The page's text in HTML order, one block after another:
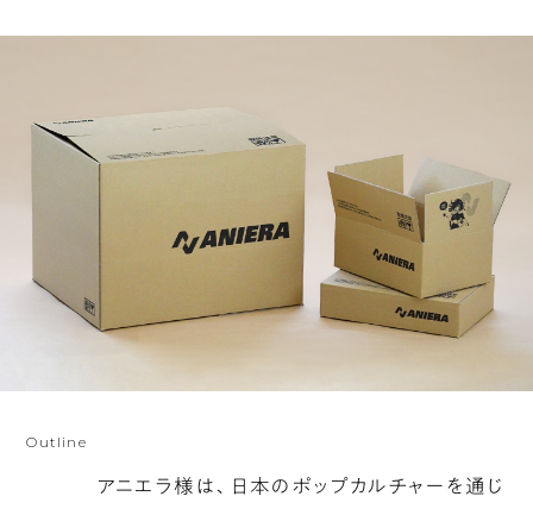
Outline
アニエラ様は、日本のポップカルチャーを通じ